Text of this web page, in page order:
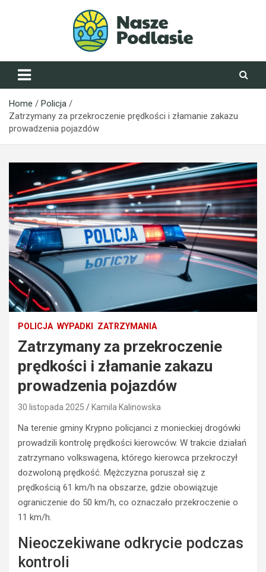
NaszePodlasie.pl
Home
Policja
Zatrzymany za przekroczenie prędkości i złamanie zakazu
prowadzenia pojazdów
POLICJA WYPADKI ZATRZYMANIA
Zatrzymany za przekroczenie
prędkości i złamanie zakazu
prowadzenia pojazdów
30 listopada 2025 Kamila Kalinowska
Na terenie gminy Krypno policjanci z monieckiej drogówki
prowadzili kontrolę prędkości kierowców. W trakcie działań
zatrzymano volkswagena, którego kierowca przekroczył
dozwoloną prędkość. Mężczyzna poruszał się z
prędkością 61 km/h na obszarze, gdzie obowiązuje
ograniczenie do 50 km/h, co oznaczało przekroczenie o
11 km/h.
Nieoczekiwane odkrycie podczas
kontroli